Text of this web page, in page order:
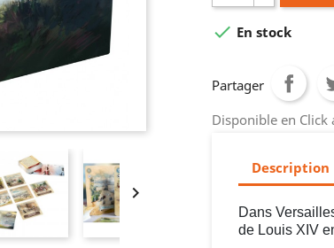

 En stock
Partager
Disponible en Click
Description
Dans
de Louis XIV